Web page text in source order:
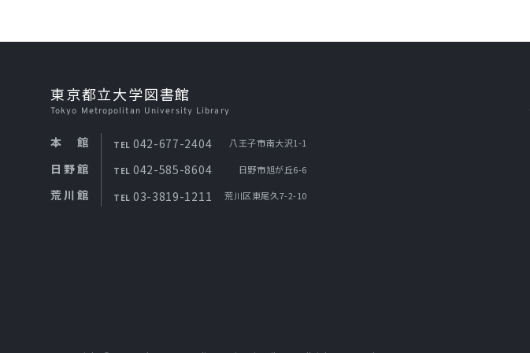
東京都立大学図書館
Tokyo Metropolitan University Library
本館 TEL 042-677-2404 八王子市南大沢1-1
日野館 TEL 042-585-8604 日野市旭が丘6-6
荒川館 TEL 03-3819-1211 荒川区東尾久7-2-10